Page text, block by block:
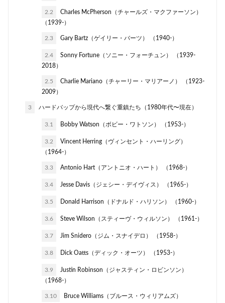
2.2
Charles McPherson（チャールズ・マクファーソン）
（1939-）
2.3 Gary Bartz（ゲイリー・バーツ） （1940-）
2.4
Sonny Fortune（ソニー・フォーチュン） （1939-
2018）
2.5
Charlie Mariano（チャーリー・マリアーノ） （1923-
2009）
3 ハードバップから現代へ繋ぐ重鎮たち（1980年代〜現在）
3.1 Bobby Watson（ボビー・ワトソン） （1953-）
3.2
Vincent Herring（ヴィンセント・ハーリング）
（1964-）
3.3 Antonio Hart（アントニオ・ハート） （1968-）
3.4 Jesse Davis（ジェシー・デイヴィス） （1965-）
3.5 Donald Harrison（ドナルド・ハリソン） （1960-）
3.6 Steve Wilson（スティーヴ・ウィルソン） （1961-）
3.7 Jim Snidero（ジム・スナイデロ） （1958-）
3.8 Dick Oatts（ディック・オーツ） （1953-）
3.9
Justin Robinson（ジャスティン・ロビンソン）
（1968-）
3.10
Bruce Williams（ブルース・ウィリアムズ）